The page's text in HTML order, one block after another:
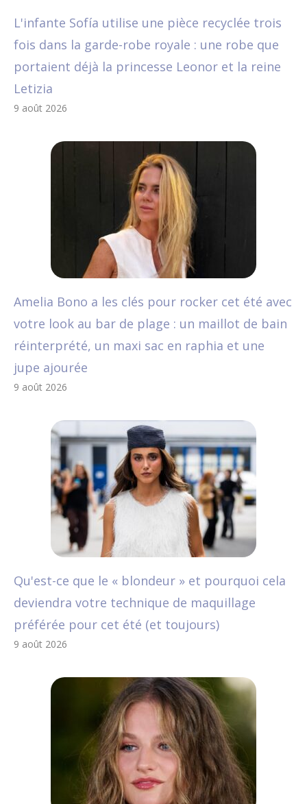
L'infante Sofía utilise une pièce recyclée trois
fois dans la garde-robe royale : une robe que
portaient déjà la princesse Leonor et la reine
Letizia
9 août 2026
Amelia Bono a les clés pour rocker cet été avec
votre look au bar de plage : un maillot de bain
réinterprété, un maxi sac en raphia et une
jupe ajourée
9 août 2026
Qu'est-ce que le « blondeur » et pourquoi cela
deviendra votre technique de maquillage
préférée pour cet été (et toujours)
9 août 2026